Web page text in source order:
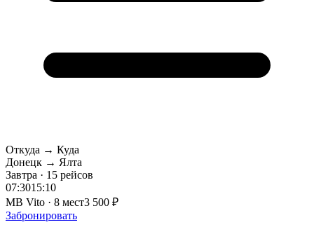
Откуда → Куда
Донецк → Ялта
Завтра · 15 рейсов
07:3015:10
MB Vito · 8 мест3 500 ₽
Забронировать